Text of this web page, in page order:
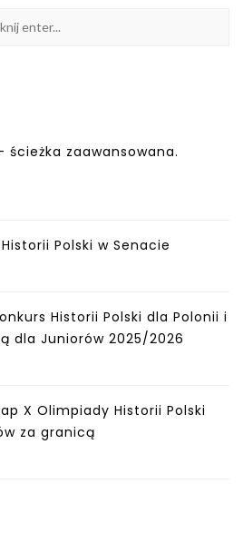
ścieżka zaawansowana.
Polski w Senacie
Historii Polski dla Polonii i
dla Juniorów 2025/2026
X Olimpiady Historii Polski
za granicą